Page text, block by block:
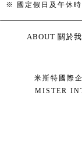
※ 國定假日及午休時
ABOUT 關於
米斯特國際
MISTER